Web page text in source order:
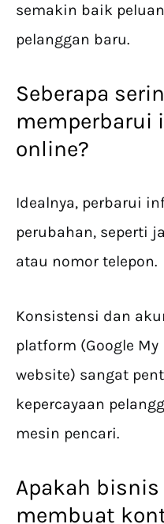
semakin baik
pelanggan baru.
Seberapa
memperbarui
online?
Idealnya, perbarui
perubahan, seperti
atau nomor telepon.
Konsistensi dan
platform (Google
website) sangat
kepercayaan
mesin pencari.
Apakah
membuat